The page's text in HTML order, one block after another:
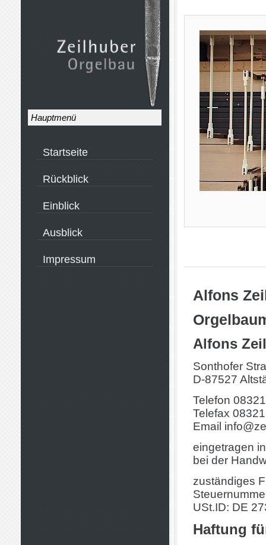
Hauptmenü
Startseite
Rückblick
Einblick
Ausblick
Impressum
Alfons
Alfons
Sonthofer
D-87527
Telefon
Telefax
Email
eingetragen
bei der
zuständiges
USt.ID: DE
Haftung